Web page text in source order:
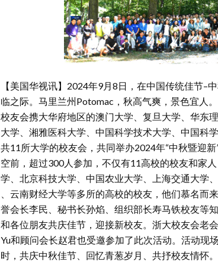
【美国华视讯】2024年9月8日，在中国传统佳节–
临之际。马里兰州Potomac，秋高气爽，景色宜人
校友会携大华府地区的澳门大学、复旦大学、华东
大学、湘雅医科大学、中国科学技术大学、中国科
共11所大学的校友会，共同举办2024年“中秋暨迎
空前，超过300人参加，不仅有11高校的校友和家
学、北京科技大学、中国农业大学、上海交通大学
、云南财经大学等多所的高校的校友，他们慕名而
誉会长李民、秘书长孙焰、组织部长寿马铁校友等
和各位朋友共庆佳节，迎接新校友。浙大校友会老
Yu和顾问会长赵君也受邀参加了此次活动。活动现
时，共庆中秋佳节、回忆青葱岁月、共抒校友情怀。